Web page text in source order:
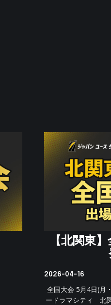
【北関東
2026-04-16
全国大会 5月4日(月
ードラマシティ 北